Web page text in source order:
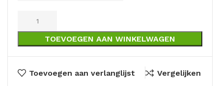
TOEVOEGEN AAN WINKELWAGEN
Toevoegen aan verlanglijst Vergelijken